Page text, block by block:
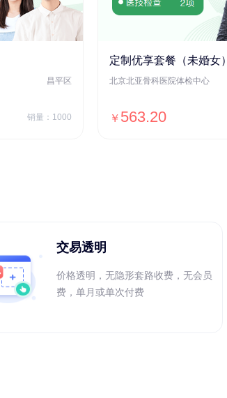
昌平区
销量：1000
定制优享套餐（未婚女）
北京北亚骨科医院体检中心
￥ 563.20
交易透明
价格透明，无隐形套路收费，无会员
费，单月或单次付费